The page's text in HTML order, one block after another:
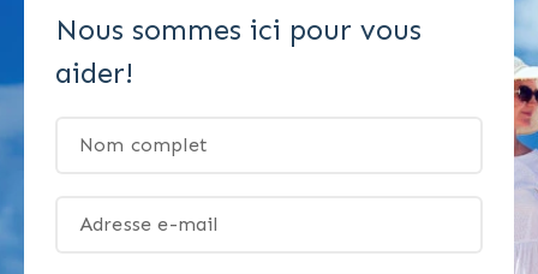
Nous sommes ici pour vous
aider!